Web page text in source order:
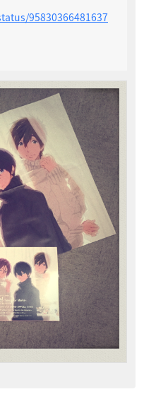
95830366481637